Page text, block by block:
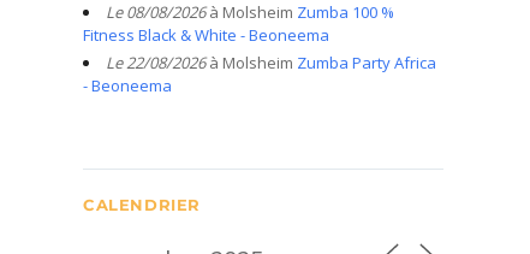
Le 08/08/2026à Molsheim Zumba 100 %
Fitness Black & White - Beoneema
Le 22/08/2026à Molsheim Zumba Party Africa
- Beoneema
CALENDRIER